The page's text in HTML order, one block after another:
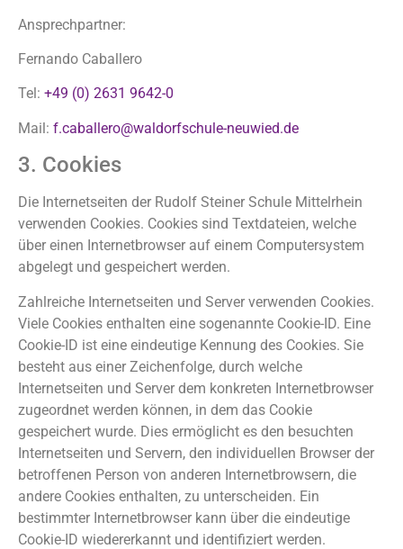
Ansprechpartner:
Fernando Caballero
Tel: +49 (0) 2631 9642-0
Mail: f.caballero@waldorfschule-neuwied.de
3. Cookies
Die Internetseiten der Rudolf Steiner Schule Mittelrhein
verwenden Cookies. Cookies sind Textdateien, welche
über einen Internetbrowser auf einem Computersystem
abgelegt und gespeichert werden.
Zahlreiche Internetseiten und Server verwenden Cookies.
Viele Cookies enthalten eine sogenannte Cookie-ID. Eine
Cookie-ID ist eine eindeutige Kennung des Cookies. Sie
besteht aus einer Zeichenfolge, durch welche
Internetseiten und Server dem konkreten Internetbrowser
zugeordnet werden können, in dem das Cookie
gespeichert wurde. Dies ermöglicht es den besuchten
Internetseiten und Servern, den individuellen Browser der
betroffenen Person von anderen Internetbrowsern, die
andere Cookies enthalten, zu unterscheiden. Ein
bestimmter Internetbrowser kann über die eindeutige
Cookie-ID wiedererkannt und identifiziert werden.